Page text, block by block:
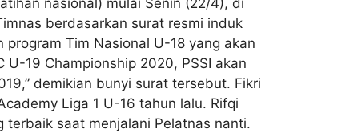
nasional) mulai Senin (22/4), di
berdasarkan surat resmi induk
program Tim Nasional U-18 yang akan
19 Championship 2020, PSSI akan
demikian bunyi surat tersebut. Fikri
Liga 1 U-16 tahun lalu. Rifqi
saat menjalani Pelatnas nanti.